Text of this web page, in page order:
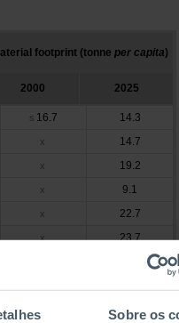
Sobre os
footprint (tonne per capita)
2000 2025
s 16.7
14.3
x
14.7
x
19.2
x
9.1
x
22.7
x
23.7
14.7